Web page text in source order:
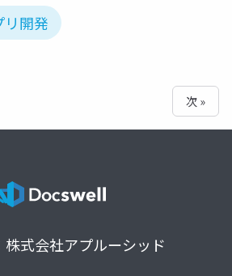
開発
次 »
株式会社アプルーシッド